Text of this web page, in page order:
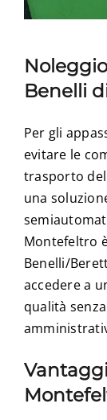
Benelli
Per gli
evitare le
trasporto
una
Montefeltro
Benelli/
accedere a
qualità